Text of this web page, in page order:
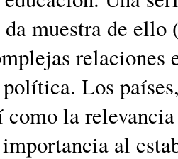
muestra de
relaciones
Los
como la
al